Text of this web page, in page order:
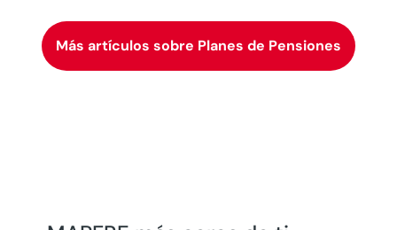
Más artículos sobre Planes de Pensiones